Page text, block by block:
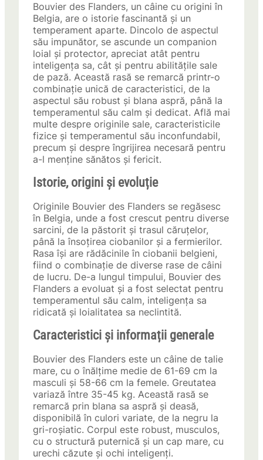
Bouvier des Flanders, un câine cu origini în
Belgia, are o istorie fascinantă și un
temperament aparte. Dincolo de aspectul
său impunător, se ascunde un companion
loial și protector, apreciat atât pentru
inteligența sa, cât și pentru abilitățile sale
de pază. Această rasă se remarcă printr-o
combinație unică de caracteristici, de la
aspectul său robust și blana aspră, până la
temperamentul său calm și dedicat. Află mai
multe despre originile sale, caracteristicile
fizice și temperamentul său inconfundabil,
precum și despre îngrijirea necesară pentru
a-l menține sănătos și fericit.
Istorie, origini și evoluție
Originile Bouvier des Flanders se regăsesc
în Belgia, unde a fost crescut pentru diverse
sarcini, de la păstorit și trasul căruțelor,
până la însoțirea ciobanilor și a fermierilor.
Rasa își are rădăcinile în ciobanii belgieni,
fiind o combinație de diverse rase de câini
de lucru. De-a lungul timpului, Bouvier des
Flanders a evoluat și a fost selectat pentru
temperamentul său calm, inteligența sa
ridicată și loialitatea sa neclintită.
Caracteristici și informații generale
Bouvier des Flanders este un câine de talie
mare, cu o înălțime medie de 61-69 cm la
masculi și 58-66 cm la femele. Greutatea
variază între 35-45 kg. Această rasă se
remarcă prin blana sa aspră și deasă,
disponibilă în culori variate, de la negru la
gri-roșiatic. Corpul este robust, musculos,
cu o structură puternică și un cap mare, cu
urechi căzute și ochi inteligenți.